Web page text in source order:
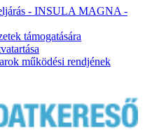
- INSULA MAGNA -
támogatására
működési rendjének